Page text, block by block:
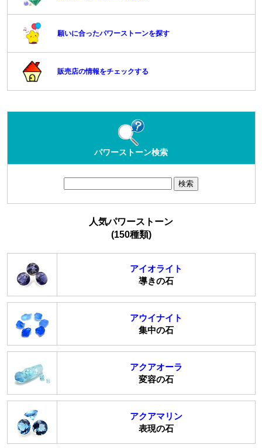
願いに合ったパワーストーンを探す
販売店の情報をチェックする
パワーストーン検索
人気パワーストーン
(150種類)
アイオライト
導きの石
アウイナイト
集中の石
アクアオーラ
変容の石
アクアマリン
表現の石